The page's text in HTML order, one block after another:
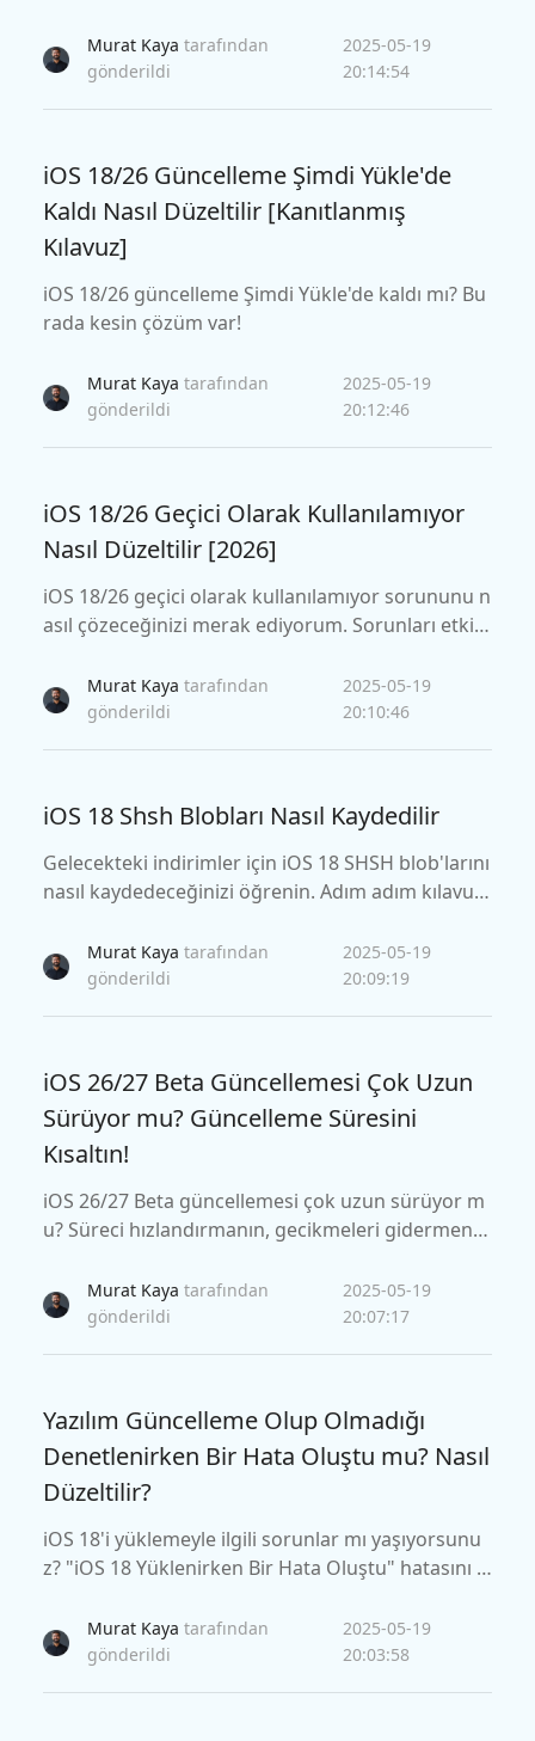
an Tenorshare reiboot'u kullanmanın kolay yolları
nı bulun ve kullanın.
Murat Kaya tarafından
gönderildi
2025-05-19
20:14:54
iOS 18/26 Güncelleme Şimdi Yükle'de
Kaldı Nasıl Düzeltilir [Kanıtlanmış
Kılavuz]
iOS 18/26 güncelleme Şimdi Yükle'de kaldı mı? Bu
rada kesin çözüm var!
Murat Kaya tarafından
gönderildi
2025-05-19
20:12:46
iOS 18/26 Geçici Olarak Kullanılamıyor
Nasıl Düzeltilir [2026]
iOS 18/26 geçici olarak kullanılamıyor sorununu n
asıl çözeceğinizi merak ediyorum. Sorunları etkili
m adım kılavuzumuzu izleyin.
Murat Kaya tarafından
gönderildi
2025-05-19
20:10:46
iOS 18 Shsh Blobları Nasıl Kaydedilir
Gelecekteki indirimler için iOS 18 SHSH blob'larını
nasıl kaydedeceğinizi öğrenin. Adım adım kılavuz
8'e geri dönmeye hazır olduğunuzdan emin olun.
Murat Kaya tarafından
gönderildi
2025-05-19
20:09:19
iOS 26/27 Beta Güncellemesi Çok Uzun
Sürüyor mu? Güncelleme Süresini
Kısaltın!
iOS 26/27 Beta güncellemesi çok uzun sürüyor m
u? Süreci hızlandırmanın, gecikmeleri gidermenin
kili yollarını keşfedin. Bu kanıtlanmış ipuçlarıyla iP
hone'unuzu daha hızlı güncelleyin.
Murat Kaya tarafından
gönderildi
2025-05-19
20:07:17
Yazılım Güncelleme Olup Olmadığı
Denetlenirken Bir Hata Oluştu mu? Nasıl
Düzeltilir?
iOS 18'i yüklemeyle ilgili sorunlar mı yaşıyorsunu
z? "iOS 18 Yüklenirken Bir Hata Oluştu" hatasını g
ir göz atın.
Murat Kaya tarafından
gönderildi
2025-05-19
20:03:58